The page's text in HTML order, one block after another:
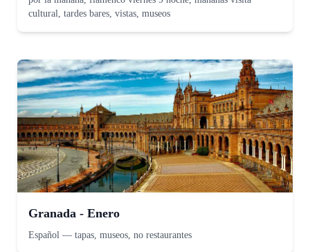
cultural, tardes bares, vistas, museos
Granada - Enero
Español — tapas, museos, no restaurantes